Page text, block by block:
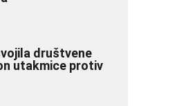
društvene
utakmice protiv